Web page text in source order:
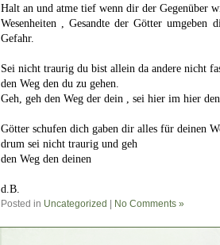
Halt an und atme tief wenn dir der Gegenüber
Wesenheiten , Gesandte der Götter
Gefahr.
Sei nicht traurig du bist allein da andere nicht
den Weg den du zu gehen.
Geh, geh den Weg der dein , sei hier im hier
Götter schufen dich gaben dir alles für deinen
drum sei nicht traurig und geh
den Weg den deinen
d.B.
Posted in Uncategorized No Comments »